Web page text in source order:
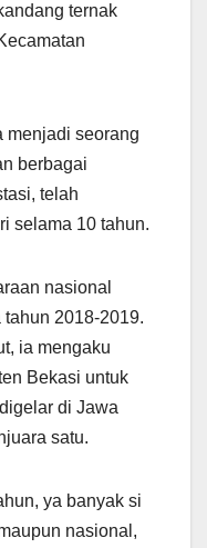
ternak
menjadi seorang
berbagai
telah
selama 10 tahun.
nasional
2018-2019.
ia mengaku
Bekasi untuk
di Jawa
satu.
ya banyak si
nasional,